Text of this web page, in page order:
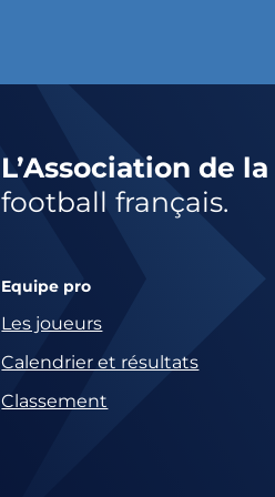
L’Association de
football français.
Equipe pro
Les joueurs
Calendrier et résultats
Classement